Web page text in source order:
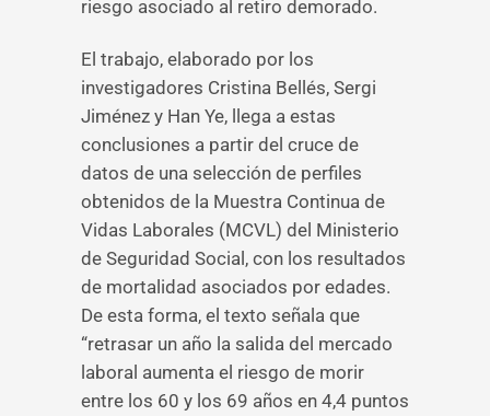
riesgo asociado al retiro demorado.
El trabajo, elaborado por los
investigadores Cristina Bellés, Sergi
Jiménez y Han Ye, llega a estas
conclusiones a partir del cruce de
datos de una selección de perfiles
obtenidos de la Muestra Continua de
Vidas Laborales (MCVL) del Ministerio
de Seguridad Social, con los resultados
de mortalidad asociados por edades.
De esta forma, el texto señala que
“retrasar un año la salida del mercado
laboral aumenta el riesgo de morir
entre los 60 y los 69 años en 4,4 puntos